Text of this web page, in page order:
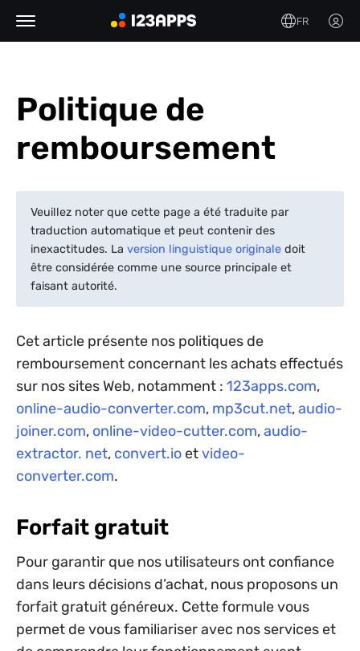
FR
Politique de
remboursement
Veuillez noter que cette page a été traduite par
traduction automatique et peut contenir des
inexactitudes. La version linguistique originale doit
être considérée comme une source principale et
faisant autorité.
Cet article présente nos politiques de
remboursement concernant les achats effectués
sur nos sites Web, notamment : 123apps.com,
online-audio-converter.com, mp3cut.net,audio-
joiner.com, online-video-cutter.com,audio-
extractor. net, convert.io etvideo-
converter.com.
Forfait gratuit
Pour garantir que nos utilisateurs ont confiance
dans leurs décisions d’achat, nous proposons un
forfait gratuit généreux. Cette formule vous
permet de vous familiariser avec nos services et